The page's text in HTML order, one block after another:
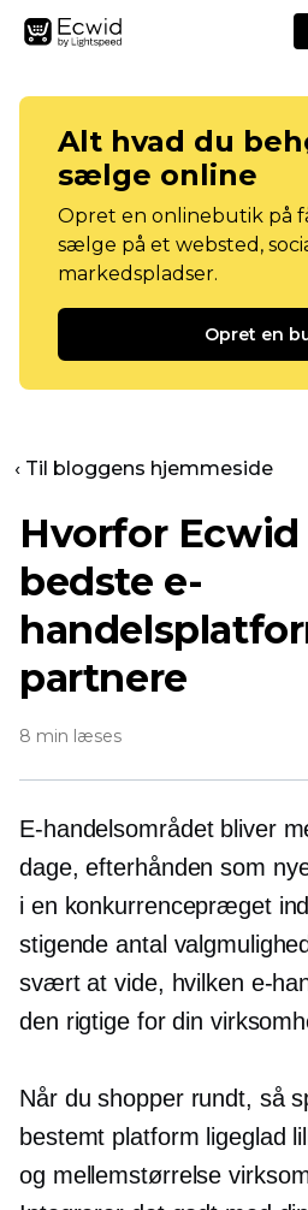
Alt hvad du
sælge online
Opret en onlinebutik på
sælge på et websted,
markedspladser.
Opret en
‹ Til bloggens hjemmeside
Hvorfor Ecwid
bedste e-
partnere
8 min læses
E-handelsområdet bliver
dage, efterhånden som
i en konkurrencepræget
stigende antal
svært at vide, hvilken e-
den rigtige for din
Når du shopper rundt, så
bestemt platform ligeglad
og mellemstørrelse